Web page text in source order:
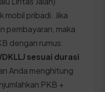
pribadi. Jika
pembayaran, maka
dengan rumus:
sesuai durasi
Anda menghitung
PKB +